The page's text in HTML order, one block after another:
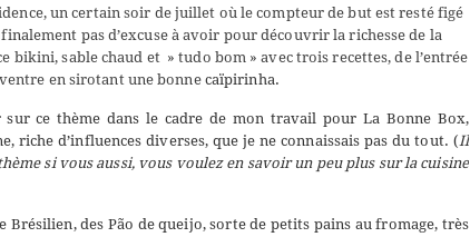
un certain soir de juillet où le compteur de but est resté figé
pas d’excuse à avoir pour découvrir la richesse de la
sable chaud et » tudo bom » avec trois recettes, de l’entrée
en sirotant une bonne caïpirinha.
sur ce thème dans le cadre de mon travail pour La Bonne Box,
riche d’influences diverses, que je ne connaissais pas du tout. ( Il
si vous aussi, vous voulez en savoir un peu plus sur la cuisine
des Pão de queijo, sorte de petits pains au fromage, très